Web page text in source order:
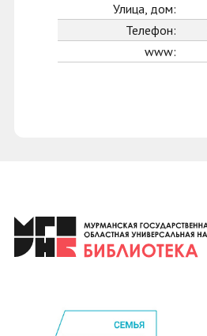
Улица, дом:
Телефон:
www: